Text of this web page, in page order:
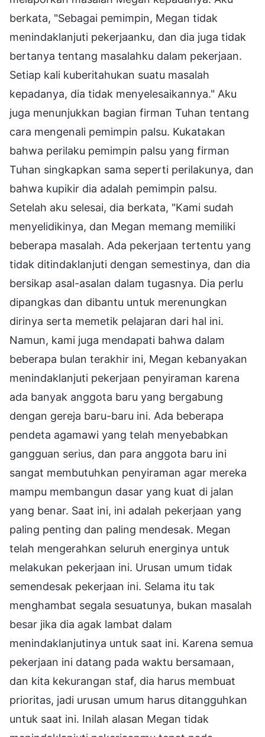
berkata, "Sebagai pemimpin, Megan tidak
menindaklanjuti pekerjaanku, dan dia juga tidak
bertanya tentang masalahku dalam pekerjaan.
Setiap kali kuberitahukan suatu masalah
kepadanya, dia tidak menyelesaikannya." Aku
juga menunjukkan bagian firman Tuhan tentang
cara mengenali pemimpin palsu. Kukatakan
bahwa perilaku pemimpin palsu yang firman
Tuhan singkapkan sama seperti perilakunya, dan
bahwa kupikir dia adalah pemimpin palsu.
Setelah aku selesai, dia berkata, "Kami sudah
menyelidikinya, dan Megan memang memiliki
beberapa masalah. Ada pekerjaan tertentu yang
tidak ditindaklanjuti dengan semestinya, dan dia
bersikap asal-asalan dalam tugasnya. Dia perlu
dipangkas dan dibantu untuk merenungkan
dirinya serta memetik pelajaran dari hal ini.
Namun, kami juga mendapati bahwa dalam
beberapa bulan terakhir ini, Megan kebanyakan
menindaklanjuti pekerjaan penyiraman karena
ada banyak anggota baru yang bergabung
dengan gereja baru-baru ini. Ada beberapa
pendeta agamawi yang telah menyebabkan
gangguan serius, dan para anggota baru ini
sangat membutuhkan penyiraman agar mereka
mampu membangun dasar yang kuat di jalan
yang benar. Saat ini, ini adalah pekerjaan yang
paling penting dan paling mendesak. Megan
telah mengerahkan seluruh energinya untuk
melakukan pekerjaan ini. Urusan umum tidak
semendesak pekerjaan ini. Selama itu tak
menghambat segala sesuatunya, bukan masalah
besar jika dia agak lambat dalam
menindaklanjutinya untuk saat ini. Karena semua
pekerjaan ini datang pada waktu bersamaan,
dan kita kekurangan staf, dia harus membuat
prioritas, jadi urusan umum harus ditangguhkan
untuk saat ini. Inilah alasan Megan tidak